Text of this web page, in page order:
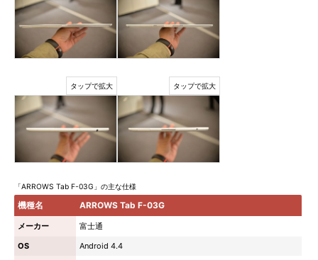
「ARROWS Tab F-03G」の主な仕様
機種名 ARROWS Tab F-03G
メーカー
富士通
OS
Android 4.4